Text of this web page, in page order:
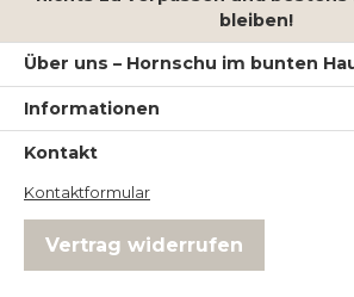
bleiben!
Über uns – Hornschu im bunten
Informationen
Kontakt
Kontaktformular
Vertrag widerrufen